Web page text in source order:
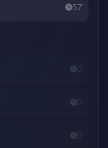
57'
0'
0'
0'